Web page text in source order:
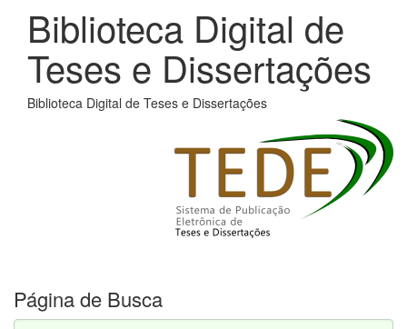
Biblioteca Digital de
Teses e Dissertações
Biblioteca Digital de Teses e Dissertações
Página de Busca